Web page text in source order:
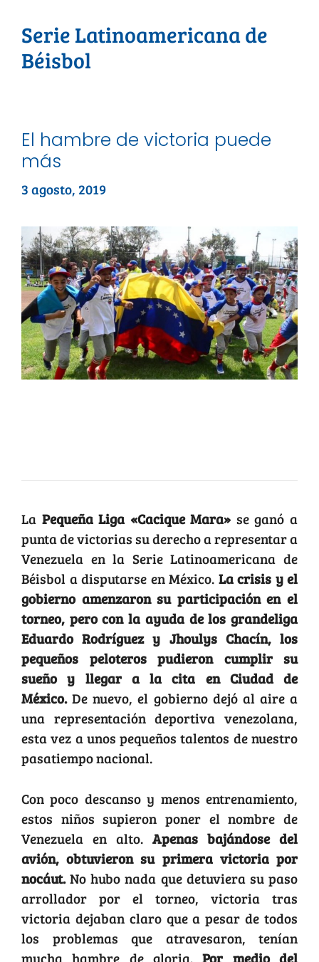
Serie Latinoamericana de
Béisbol
El hambre de victoria puede
más
3 agosto, 2019
La Pequeña Liga «Cacique Mara» se ganó a
punta de victorias su derecho a representar a
Venezuela en la Serie Latinoamericana de
Béisbol a disputarse en México. La crisis y el
gobierno amenzaron su participación en el
torneo, pero con la ayuda de los grandeliga
Eduardo Rodríguez y Jhoulys Chacín, los
pequeños peloteros pudieron cumplir su
sueño y llegar a la cita en Ciudad de
México.De nuevo, el gobierno dejó al aire a
una representación deportiva venezolana,
esta vez a unos pequeños talentos de nuestro
pasatiempo nacional.
Con poco descanso y menos entrenamiento,
estos niños supieron poner el nombre de
Venezuela en alto. Apenas bajándose del
avión, obtuvieron su primera victoria por
nocáut.No hubo nada que detuviera su paso
arrollador por el torneo, victoria tras
victoria dejaban claro que a pesar de todos
los problemas que atravesaron, tenían
mucha hambre de gloria.Por medio del